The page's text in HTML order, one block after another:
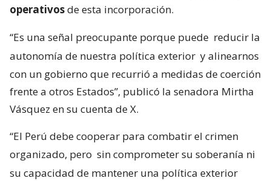
operativosde esta incorporación.
“Es una señal preocupante porque puede reducir la
autonomía de nuestra política exterior y alinearnos
con un gobierno que recurrió a medidas de coerción
frente a otros Estados”, publicó la senadora Mirtha
Vásquez en su cuenta de X.
“El Perú debe cooperar para combatir el crimen
organizado, pero sin comprometer su soberanía ni
su capacidad de mantener una política exterior